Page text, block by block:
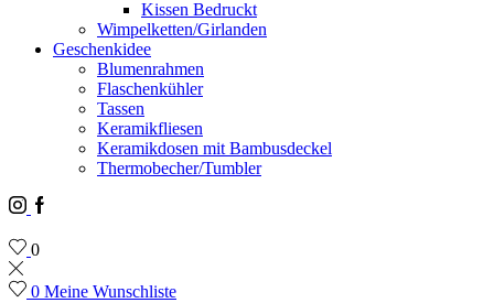
Kissen Bedruckt
Wimpelketten/Girlanden
Geschenkidee
Blumenrahmen
Flaschenkühler
Tassen
Keramikfliesen
Keramikdosen mit Bambusdeckel
Thermobecher/Tumbler
Instagram
Facebook
0
0 Meine Wunschliste